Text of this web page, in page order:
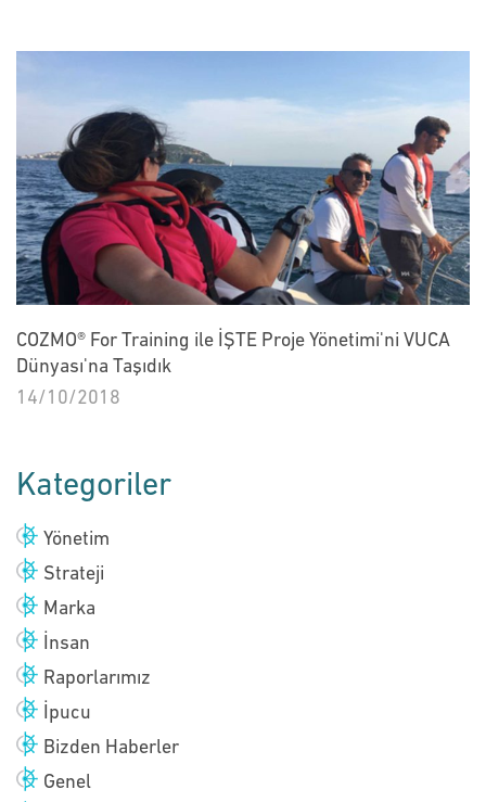
COZMO® For Training ile İŞTE Proje Yönetimi'ni VUCA
Dünyası'na Taşıdık
14/10/2018
Kategoriler
Yönetim
Strateji
Marka
İnsan
Raporlarımız
İpucu
Bizden Haberler
Genel